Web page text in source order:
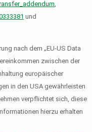
und
nach dem „EU-US Data
zwischen der
europäischer
in den USA gewährleisten
verpflichtet sich, diese
hierzu erhalten